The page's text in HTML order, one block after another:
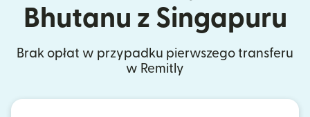
Bhutanu z Singapuru
Brak opłat w przypadku pierwszego transferu
w Remitly